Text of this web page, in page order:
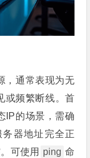
，通常表现为无
或频繁断线。首
IP的场景，需确
器地址完全正
可使用 ping 命